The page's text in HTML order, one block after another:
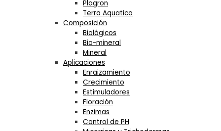
Plagron
Terra Aquatica
Composición
Biológicos
Bio-mineral
Mineral
Aplicaciones
Enraizamiento
Crecimiento
Estimuladores
Floración
Enzimas
Control de PH